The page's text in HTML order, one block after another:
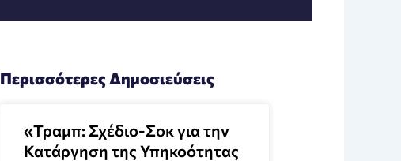
Περισσότερες Δημοσιεύσεις
«Τραμπ: Σχέδιο-Σοκ για την
Κατάργηση της Υπηκοότητας